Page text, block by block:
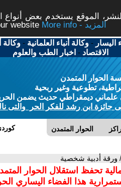
الموقع يستخدم بعض أنواع
website
More info - المزيد
اليسار -وكالة أنباء العلمانية -وكالة
الاقتصاد - اخبار الطب والعلوم
الحوار المتمدن
تطوعية وغير ربحية
ديمقراطي حديث يضمن الحرية
جائزة ابن رشد للفكر الحر والتى
الحوار المتمدن
ورقة أدبية شخصية
تحفظ استقلال الحوار
هذا الفضاء اليساري الحر